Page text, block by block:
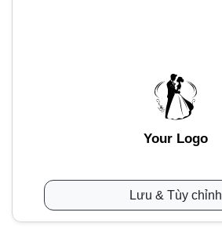
Your Logo
Lưu & Tùy chỉnh